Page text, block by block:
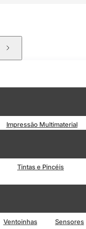
Impressão Multimaterial
Tintas e Pincéis
Ventoinhas Sensores